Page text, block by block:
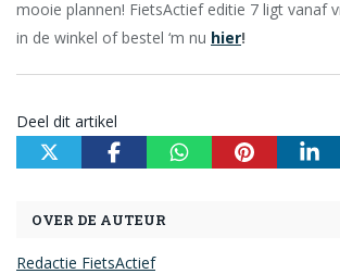
mooie plannen! FietsActief editie 7 ligt vanaf
in de winkel of bestel ‘m nu hier!
Deel dit artikel
OVER DE AUTEUR
Redactie FietsActief